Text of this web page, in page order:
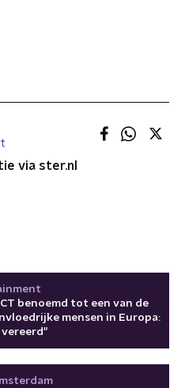
via ster.nl
benoemd tot een van de
mensen in Europa:
vereerd"